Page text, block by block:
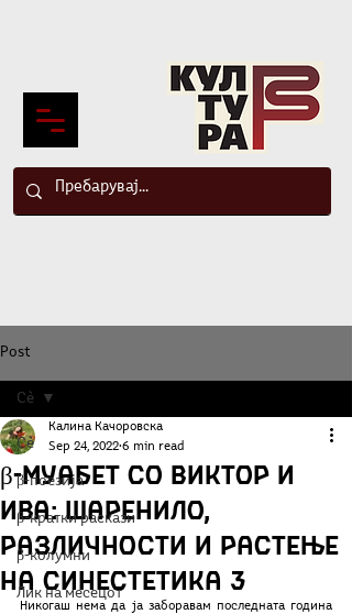
Post
Сè
β-поезија
β-кратки раскази
β-колумни
Лик на месецот
Сè
β-муабет со Виктор и
Ива: Шаренило,
различности и растење
на Синестетика 3
Калина Качоровска
Sep 24, 2022 6 min read
Никогаш нема да ја заборавам последната година